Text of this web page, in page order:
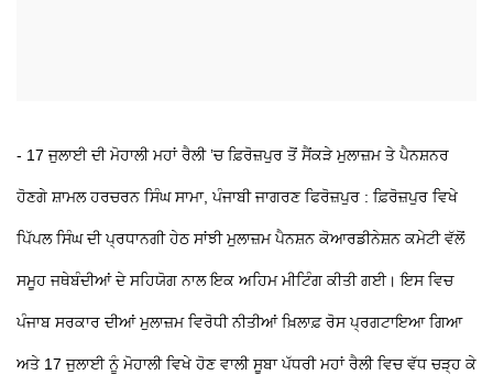
- 17 ਜੁਲਾਈ ਦੀ ਮੋਹਾਲੀ ਮਹਾਂ ਰੈਲੀ ’ਚ ਫ਼ਿਰੋਜ਼ਪੁਰ ਤੋਂ ਸੈਂਕੜੇ ਮੁਲਾਜ਼ਮ ਤੇ ਪੈਨਸ਼ਨਰ
ਹੋਣਗੇ ਸ਼ਾਮਲ ਹਰਚਰਨ ਸਿੰਘ ਸਾਮਾ, ਪੰਜਾਬੀ ਜਾਗਰਣਫਿਰੋਜ਼ਪੁਰ : ਫ਼ਿਰੋਜ਼ਪੁਰ ਵਿਖੇ
ਪਿੱਪਲ ਸਿੰਘ ਦੀ ਪ੍ਰਧਾਨਗੀ ਹੇਠ ਸਾਂਝੀ ਮੁਲਾਜ਼ਮ ਪੈਨਸ਼ਨ ਕੋਆਰਡੀਨੇਸ਼ਨ ਕਮੇਟੀ ਵੱਲੋਂ
ਸਮੂਹ ਜਥੇਬੰਦੀਆਂ ਦੇ ਸਹਿਯੋਗ ਨਾਲ ਇਕ ਅਹਿਮ ਮੀਟਿੰਗ ਕੀਤੀ ਗਈ। ਇਸ ਵਿਚ
ਪੰਜਾਬ ਸਰਕਾਰ ਦੀਆਂ ਮੁਲਾਜ਼ਮ ਵਿਰੋਧੀ ਨੀਤੀਆਂ ਖ਼ਿਲਾਫ਼ ਰੋਸ ਪ੍ਰਗਟਾਇਆ ਗਿਆ
ਅਤੇ 17 ਜੁਲਾਈ ਨੂੰ ਮੋਹਾਲੀ ਵਿਖੇ ਹੋਣ ਵਾਲੀ ਸੂਬਾ ਪੱਧਰੀ ਮਹਾਂ ਰੈਲੀ ਵਿਚ ਵੱਧ ਚੜ੍ਹ ਕੇ